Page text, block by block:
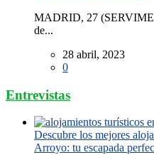
MADRID, 27
de...
28 abril, 2023
0
Entrevistas
Descubre los mejores
Arroyo: tu escapada